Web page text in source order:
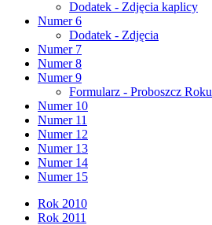
Dodatek - Zdjęcia kaplicy
Numer 6
Dodatek - Zdjęcia
Numer 7
Numer 8
Numer 9
Formularz - Proboszcz Roku
Numer 10
Numer 11
Numer 12
Numer 13
Numer 14
Numer 15
Rok 2010
Rok 2011